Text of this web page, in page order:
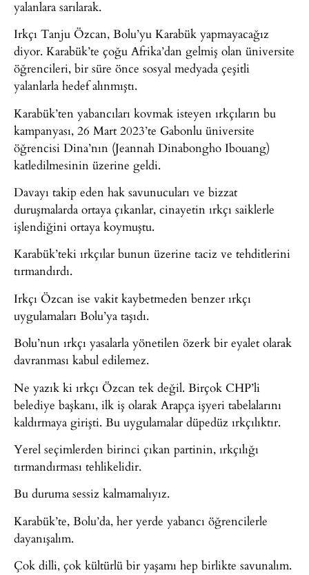
yalanlara sarılarak.
Irkçı Tanju Özcan, Bolu’yu Karabük yapmayacağız
diyor. Karabük’te çoğu Afrika’dan gelmiş olan üniversite
öğrencileri, bir süre önce sosyal medyada çeşitli
yalanlarla hedef alınmıştı.
Karabük’ten yabancıları kovmak isteyen ırkçıların bu
kampanyası, 26 Mart 2023’te Gabonlu üniversite
öğrencisi Dina’nın (Jeannah Dinabongho Ibouang)
katledilmesinin üzerine geldi.
Davayı takip eden hak savunucuları ve bizzat
duruşmalarda ortaya çıkanlar, cinayetin ırkçı saiklerle
işlendiğini ortaya koymuştu.
Karabük’teki ırkçılar bunun üzerine taciz ve tehditlerini
tırmandırdı.
Irkçı Özcan ise vakit kaybetmeden benzer ırkçı
uygulamaları Bolu’ya taşıdı.
Bolu’nun ırkçı yasalarla yönetilen özerk bir eyalet olarak
davranması kabul edilemez.
Ne yazık ki ırkçı Özcan tek değil. Birçok CHP’li
belediye başkanı, ilk iş olarak Arapça işyeri tabelalarını
kaldırmaya girişti. Bu uygulamalar düpedüz ırkçılıktır.
Yerel seçimlerden birinci çıkan partinin, ırkçılığı
tırmandırması tehlikelidir.
Bu duruma sessiz kalmamalıyız.
Karabük’te, Bolu’da, her yerde yabancı öğrencilerle
dayanışalım.
Çok dilli, çok kültürlü bir yaşamı hep birlikte savunalım.